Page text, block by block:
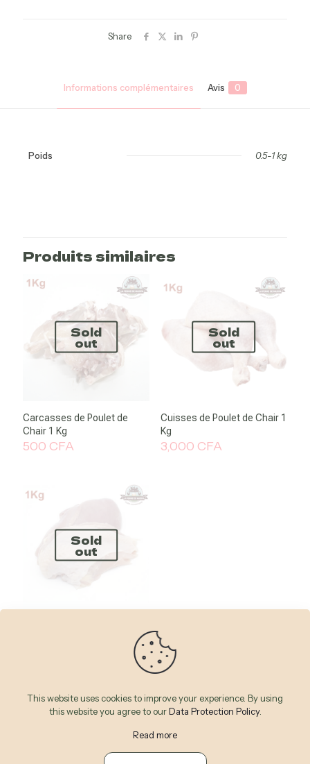
Share
Informations complémentaires Avis 0
Poids 0.5-1 kg
“Gésiers de Poulet de Chair 1 Kg”
Votre adresse e-mail ne sera pas publiée.
Les champs obligatoires
sont indiqués avec
Votre note*
1 étoile sur 5 2 étoiles sur 5 4 étoiles sur 5 5 étoiles sur 5
Nom
Enregistrer mon nom, mon e-mail et mon site dans le
navigateur pour mon prochain commentaire.
Produits similaires
Sold
out
Carcasses de Poulet de
Chair 1 Kg
500 CFA
Sold
out
Cuisses de Poulet de Chair 1
Kg
3,000 CFA
Sold
out
This website uses cookies to improve your experience. By using
this website you agree to ourData Protection Policy.
Read more